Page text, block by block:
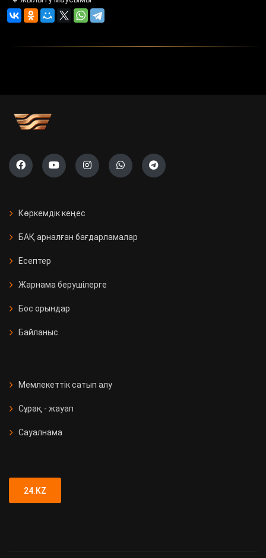
Көркемдік кеңес
БАҚ арналған бағдарламалар
Есептер
Жарнама берушілерге
Бос орындар
Байланыс
Мемлекеттік сатып алу
Сұрақ - жауап
Сауалнама
24.KZ